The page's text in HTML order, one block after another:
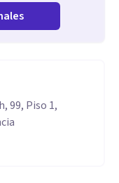
99, Piso 1,